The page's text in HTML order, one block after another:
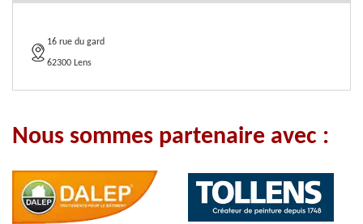
16 rue du gard
62300 Lens
Nous sommes partenaire avec :